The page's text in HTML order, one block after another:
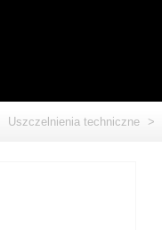
Uszczelnienia techniczne >